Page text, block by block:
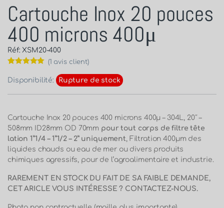
Cartouche Inox 20 pouces
400 microns 400μ
Réf: XSM20-400
sur 5 basé
sur
(1 avis client)
Disponibilité: Rupture de stock
Cartouche Inox 20 pouces 400 microns 400μ – 304L, 20″ –
508mm ID28mm OD 70mm pour tout corps de filtre tête
lation 1”1/4 – 1”1/2 – 2” uniquement, Filtration 400µm des
liquides chauds ou eau de mer ou divers produits
chimiques agressifs, pour de l’agroalimentaire et industrie.
RAREMENT EN STOCK DU FAIT DE SA FAIBLE DEMANDE,
CET ARICLE VOUS INTÉRESSE ? CONTACTEZ-NOUS.